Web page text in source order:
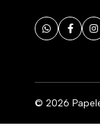
© 2026